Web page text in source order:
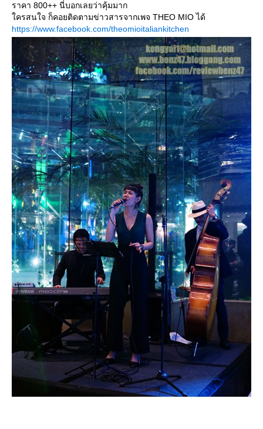
ราคา 800++ นี่บอกเลยว่าคุ้มมาก
ครสนใจ ก็คอยติดตามข่าวสารจากเพจ THEO MIO ได้
https://www.facebook.com/theomioitaliankitchen